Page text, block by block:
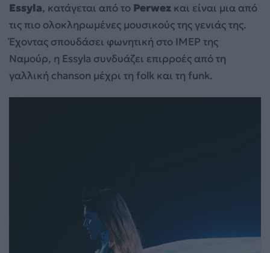
Essyla, κατάγεται από το Perwez και είναι μια από
τις πιο ολοκληρωμένες μουσικούς της γενιάς της.
Έχοντας σπουδάσει φωνητική στο IMEP της
Ναμούρ, η Essyla συνδυάζει επιρροές από τη
γαλλική chanson μέχρι τη folk και τη funk.